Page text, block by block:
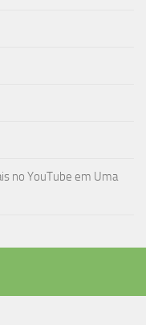
no YouTube em Uma